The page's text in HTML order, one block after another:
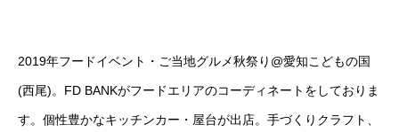
2019年フードイベント・ご当地グルメ秋祭り@愛知こどもの国
(西尾)。FD BANKがフードエリアのコーディネートをしておりま
す。個性豊かなキッチンカー・屋台が出店。手づくりクラフト、